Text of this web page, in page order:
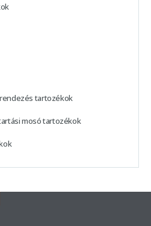
tartozékok
mosó tartozékok